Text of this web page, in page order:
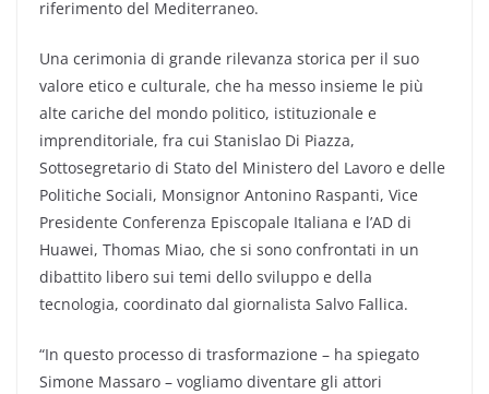
riferimento del Mediterraneo.
Una cerimonia di grande rilevanza storica per il suo
valore etico e culturale, che ha messo insieme le più
alte cariche del mondo politico, istituzionale e
imprenditoriale, fra cui Stanislao Di Piazza,
Sottosegretario di Stato del Ministero del Lavoro e delle
Politiche Sociali, Monsignor Antonino Raspanti, Vice
Presidente Conferenza Episcopale Italiana e l’AD di
Huawei, Thomas Miao, che si sono confrontati in un
dibattito libero sui temi dello sviluppo e della
tecnologia, coordinato dal giornalista Salvo Fallica.
“In questo processo di trasformazione – ha spiegato
Simone Massaro – vogliamo diventare gli attori